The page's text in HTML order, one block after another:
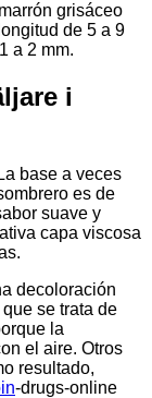
grisáceo
de 5 a 9
a 2 mm.
i
base a veces
es de
suave y
capa viscosa
decoloración
se trata de
la
el aire. Otros
resultado,
-drugs-online